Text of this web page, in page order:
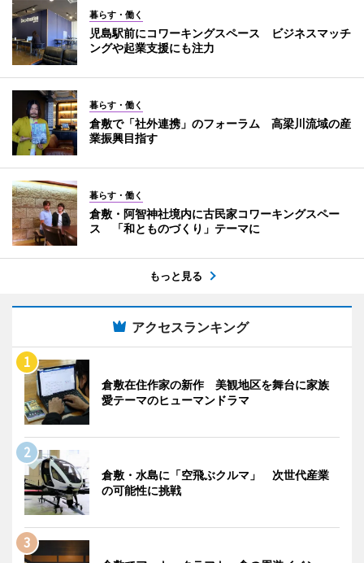
暮らす・働く
児島駅前にコワーキングスペース ビジネスマッチ
ングや起業支援にも注力
暮らす・働く
倉敷で「社外連携」のフォーラム 高梁川流域の産
業振興目指す
暮らす・働く
倉敷・阿智神社境内に古民家コワーキングスペー
ス 「和とものづくり」テーマに
もっと見る
アクセスランキング
倉敷在住作家の新作 美観地区を舞台に家族
愛テーマのヒューマンドラマ
倉敷・水島に「空飛ぶクルマ」 次世代産業
の可能性に挑戦